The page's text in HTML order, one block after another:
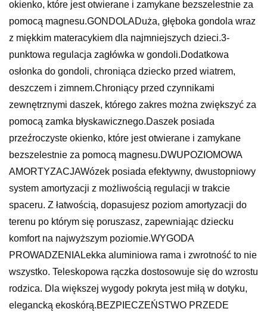
okienko, które jest otwierane i zamykane bezszelestnie za
pomocą magnesu.GONDOLADuża, głęboka gondola wraz
z miękkim materacykiem dla najmniejszych dzieci.3-
punktowa regulacja zagłówka w gondoli.Dodatkowa
osłonka do gondoli, chroniąca dziecko przed wiatrem,
deszczem i zimnem.Chroniący przed czynnikami
zewnętrznymi daszek, którego zakres można zwiększyć za
pomocą zamka błyskawicznego.Daszek posiada
przeźroczyste okienko, które jest otwierane i zamykane
bezszelestnie za pomocą magnesu.DWUPOZIOMOWA
AMORTYZACJAWózek posiada efektywny, dwustopniowy
system amortyzacji z możliwością regulacji w trakcie
spaceru. Z łatwością, dopasujesz poziom amortyzacji do
terenu po którym się poruszasz, zapewniając dziecku
komfort na najwyższym poziomie.WYGODA
PROWADZENIALekka aluminiowa rama i zwrotność to nie
wszystko. Teleskopowa rączka dostosowuje się do wzrostu
rodzica. Dla większej wygody pokryta jest miłą w dotyku,
elegancką ekoskórą.BEZPIECZEŃSTWO PRZEDE